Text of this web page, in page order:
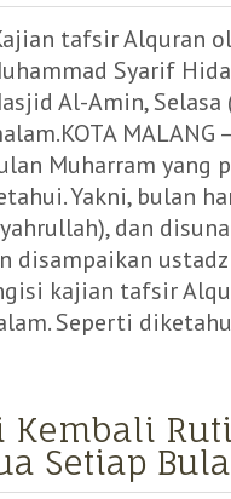
tafsir Alquran
Syarif
Al-Amin,
Muharram yang
Yakni, bulan
dan
disampaikan
kajian tafsir
Seperti
Kembali
Setiap